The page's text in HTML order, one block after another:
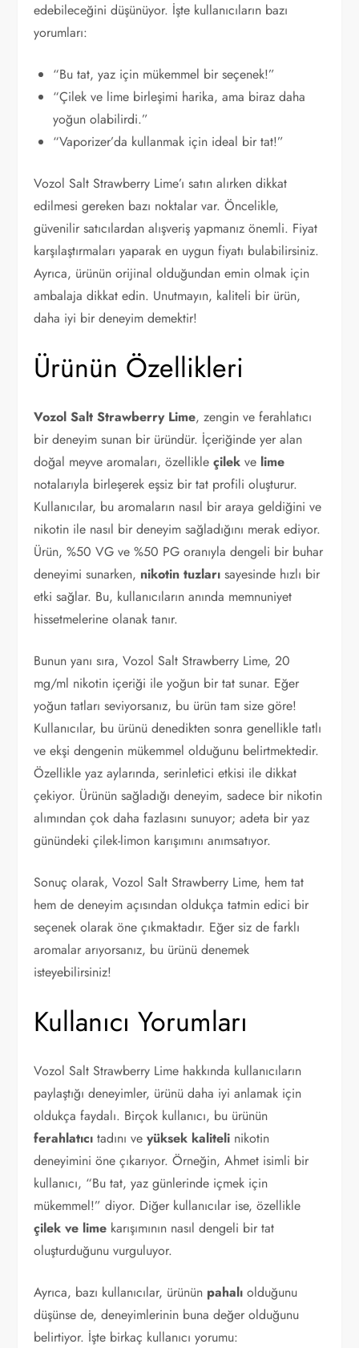
edebileceğini düşünüyor. İşte kullanıcıların bazı
yorumları:
“Bu tat, yaz için mükemmel bir seçenek!”
“Çilek ve lime birleşimi harika, ama biraz daha
yoğun olabilirdi.”
“Vaporizer’da kullanmak için ideal bir tat!”
Vozol Salt Strawberry Lime’ı satın alırken dikkat
edilmesi gereken bazı noktalar var. Öncelikle,
güvenilir satıcılardan alışveriş yapmanız önemli. Fiyat
karşılaştırmaları yaparak en uygun fiyatı bulabilirsiniz.
Ayrıca, ürünün orijinal olduğundan emin olmak için
ambalaja dikkat edin. Unutmayın, kaliteli bir ürün,
daha iyi bir deneyim demektir!
Ürünün Özellikleri
Vozol Salt Strawberry Lime, zengin ve ferahlatıcı
bir deneyim sunan bir üründür. İçeriğinde yer alan
doğal meyve aromaları, özellikleçilek ve lime
notalarıyla birleşerek eşsiz bir tat profili oluşturur.
Kullanıcılar, bu aromaların nasıl bir araya geldiğini ve
nikotin ile nasıl bir deneyim sağladığını merak ediyor.
Ürün, %50 VG ve %50 PG oranıyla dengeli bir buhar
deneyimi sunarken, nikotin tuzları sayesinde hızlı bir
etki sağlar. Bu, kullanıcıların anında memnuniyet
hissetmelerine olanak tanır.
Bunun yanı sıra, Vozol Salt Strawberry Lime, 20
mg/ml nikotin içeriği ile yoğun bir tat sunar. Eğer
yoğun tatları seviyorsanız, bu ürün tam size göre!
Kullanıcılar, bu ürünü denedikten sonra genellikle tatlı
ve ekşi dengenin mükemmel olduğunu belirtmektedir.
Özellikle yaz aylarında, serinletici etkisi ile dikkat
çekiyor. Ürünün sağladığı deneyim, sadece bir nikotin
alımından çok daha fazlasını sunuyor; adeta bir yaz
günündeki çilek-limon karışımını anımsatıyor.
Sonuç olarak, Vozol Salt Strawberry Lime, hem tat
hem de deneyim açısından oldukça tatmin edici bir
seçenek olarak öne çıkmaktadır. Eğer siz de farklı
aromalar arıyorsanız, bu ürünü denemek
isteyebilirsiniz!
Kullanıcı Yorumları
Vozol Salt Strawberry Lime hakkında kullanıcıların
paylaştığı deneyimler, ürünü daha iyi anlamak için
oldukça faydalı. Birçok kullanıcı, bu ürünün
ferahlatıcı tadını veyüksek kaliteli nikotin
deneyimini öne çıkarıyor. Örneğin, Ahmet isimli bir
kullanıcı, “Bu tat, yaz günlerinde içmek için
mükemmel!” diyor. Diğer kullanıcılar ise, özellikle
çilek ve lime karışımının nasıl dengeli bir tat
oluşturduğunu vurguluyor.
Ayrıca, bazı kullanıcılar, ürünün pahalı olduğunu
düşünse de, deneyimlerinin buna değer olduğunu
belirtiyor. İşte birkaç kullanıcı yorumu: